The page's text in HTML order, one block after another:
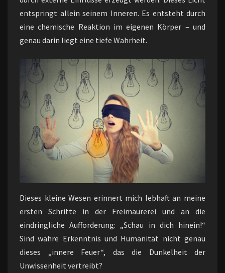
entspringt allein seinem Inneren. Es entsteht durch
eine chemische Reaktion im eigenen Körper – und
genau darin liegt eine tiefe Wahrheit.
Dieses kleine Wesen erinnert mich lebhaft an meine
ersten Schritte in der Freimaurerei und an die
eindringliche Aufforderung: „Schau in dich hinein!“
Sind wahre Erkenntnis und Humanität nicht genau
dieses „innere Feuer“, das die Dunkelheit der
Unwissenheit vertreibt?